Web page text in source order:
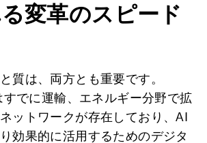
変革のスピード
質は、両方とも重要です。
でに運輸、エネルギー分野で拡
ットワークが存在しており、AI
効果的に活用するためのデジタ